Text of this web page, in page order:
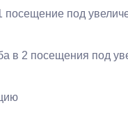
посещение под
в 2 посещения под